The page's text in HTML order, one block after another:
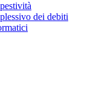
dei debiti